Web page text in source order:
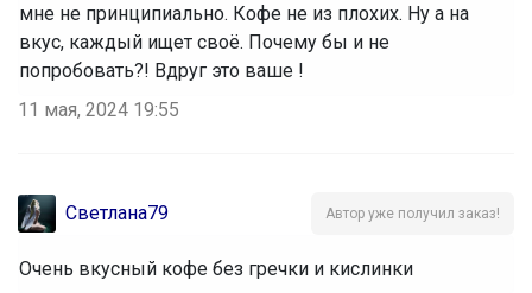
мне не принципиально. Кофе не из плохих. Ну а на
вкус, каждый ищет своё. Почему бы и не
попробовать?! Вдруг это ваше !
11 мая, 2024 19:55
Светлана79 Автор уже получил заказ!
Очень вкусный кофе без гречки и кислинки